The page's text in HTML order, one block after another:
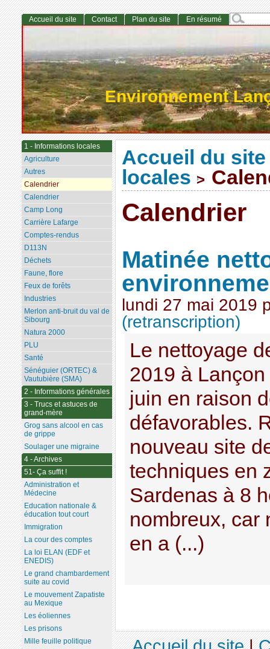
Environnement
Accueil du site
locales >
Calendrier
Matinée
lundi 27 mai 2019
(retranscription)
Le nettoyage
2019 à
juin en raison
défavorables.
nouveau site
techniques en
Sardenas à 8
nombreux, car
en a (...)
Accueil du site Contact Plan du site En résumé
1 - Informations locales
Agriculture
Autres
Calendrier
Calendrier
Camp Long
Carrière Lafarge
Comptes-rendus
D113N
Déchets
Faune, flore
Feux de forêts
Industries
Merlon anti-bruit du val de
Sibourg
Natura 2000
PLU
Santé
Sénéguier (ORTEC) &
Vautubière (SMA)
2 - Informations générales
3 - Trucs et astuces de
grand-mère
Grog sans alcool en cas
de grippe
Soulager une migraine
4 - Archives
51- Ça suffit !
Administration et
Médecine
Education nationale &
éducation tout court
Immigration
La cour des comptes
La loi ELAN (EDF et
ENEDIS)
Le grand chambardement
suite au covid
Le mouvement Zapatiste
au Mexique
Les éoliennes
Les prisons
Mille feuille politique